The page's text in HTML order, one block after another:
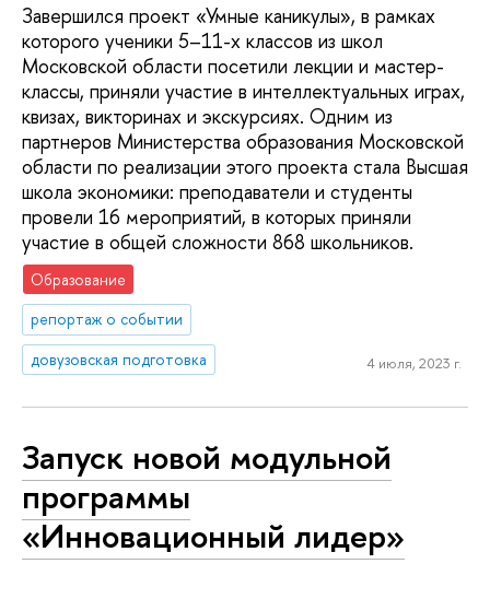
Завершился проект «Умные каникулы», в рамках
которого ученики 5–11-х классов из школ
Московской области посетили лекции и мастер-
классы, приняли участие в интеллектуальных играх,
квизах, викторинах и экскурсиях. Одним из
партнеров Министерства образования Московской
области по реализации этого проекта стала Высшая
школа экономики: преподаватели и студенты
провели 16 мероприятий, в которых приняли
участие в общей сложности 868 школьников.
Образование
репортаж о событии
довузовская подготовка
4 июля, 2023 г.
Запуск новой модульной
программы
«Инновационный лидер»